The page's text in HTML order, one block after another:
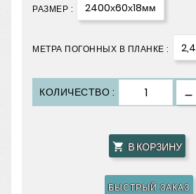
РАЗМЕР : 2400х60х18мм
МЕТРА ПОГОННЫХ В ПЛАНКЕ : 2,4
КОЛИЧЕСТВО :
 В КОРЗИНУ
БЫСТРЫЙ ЗАКАЗ